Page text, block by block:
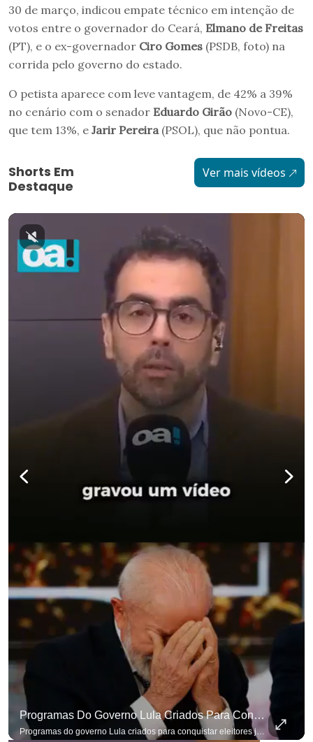
30 de março, indicou empate técnico em intenção de
votos entre o governador do Ceará, Elmano de Freitas
(PT), e o ex-governador Ciro Gomes (PSDB, foto) na
corrida pelo governo do estado.
O petista aparece com leve vantagem, de 42% a 39%
no cenário com o senador Eduardo Girão (Novo-CE),
que tem 13%, e Jarir Pereira(PSOL), que não pontua.
Shorts Em
Destaque
Ver mais vídeos
Programas Do Governo Lula Criados Para Conquistar Eleitores Já Não Têm Mais O Mesmo Efeito
Programas do governo Lula criados para conquistar eleitores já não têm o mesmo efeito de campanhas anteriores. #OAntagonista Se você busca informação com credibilidade, inscreva-se agora e ative o